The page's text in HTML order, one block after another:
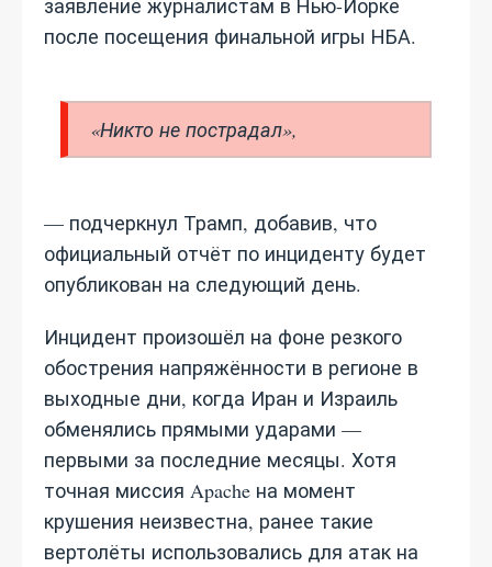
заявление журналистам в Нью-Йорке
после посещения финальной игры НБА.
«Никто не пострадал»,
— подчеркнул Трамп, добавив, что
официальный отчёт по инциденту будет
опубликован на следующий день.
Инцидент произошёл на фоне резкого
обострения напряжённости в регионе в
выходные дни, когда Иран и Израиль
обменялись прямыми ударами —
первыми за последние месяцы. Хотя
точная миссия Apache на момент
крушения неизвестна, ранее такие
вертолёты использовались для атак на